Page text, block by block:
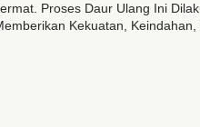
Proses Daur Ulang Ini
Kekuatan,